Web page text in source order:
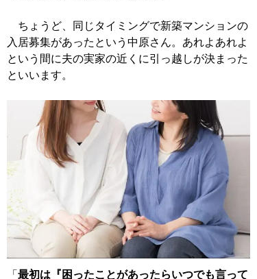
ちょうど、同じタイミングで新築マンションの
入居募集があったという中原さん。あれよあれよ
という間に夫の実家の近くに引っ越しが決まった
といいます。
「 最初は『困ったことがあったらいつでも言って